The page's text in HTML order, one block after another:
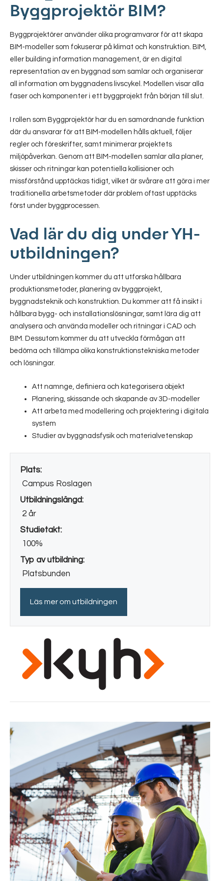
Byggprojektör BIM?
Byggprojektörer använder olika programvaror för att skapa
BIM-modeller som fokuserar på klimat och konstruktion. BIM,
eller building information management, är en digital
representation av en byggnad som samlar och organiserar
all information om byggnadens livscykel. Modellen visar alla
faser och komponenter i ett byggprojekt från början till slut.
I rollen som Byggprojektör har du en samordnande funktion
där du ansvarar för att BIM-modellen hålls aktuell, följer
regler och föreskrifter, samt minimerar projektets
miljöpåverkan. Genom att BIM-modellen samlar alla planer,
skisser och ritningar kan potentiella kollisioner och
missförstånd upptäckas tidigt, vilket är svårare att göra i mer
traditionella arbetsmetoder där problem oftast upptäcks
först under byggprocessen.
Vad lär du dig under YH-
utbildningen?
Under utbildningen kommer du att utforska hållbara
produktionsmetoder, planering av byggprojekt,
byggnadsteknik och konstruktion. Du kommer att få insikt i
hållbara bygg- och installationslösningar, samt lära dig att
analysera och använda modeller och ritningar i CAD och
BIM. Dessutom kommer du att utveckla förmågan att
bedöma och tillämpa olika konstruktionstekniska metoder
och lösningar.
Att namnge, definiera och kategorisera objekt
Planering, skissande och skapande av 3D-modeller
Att arbeta med modellering och projektering i digitala
system
Studier av byggnadsfysik och materialvetenskap
Plats:
Campus Roslagen
Utbildningslängd:
2 år
Studietakt:
100%
Typ av utbildning:
Platsbunden
Läs mer om utbildningen